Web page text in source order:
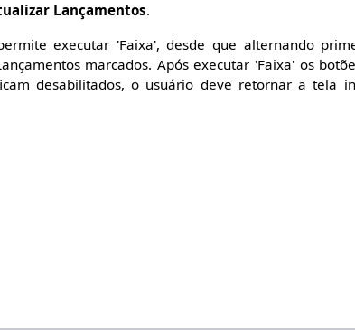
Lançamentos.
executar 'Faixa', desde que alternando
marcados. Após executar 'Faixa' os
desabilitados, o usuário deve retornar a tela